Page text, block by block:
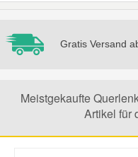
Gratis Versand
Meistgekaufte
Artikel für
Kia Ersatzteile
Lancia Ersatzteile
Mazda Ersatzteile
Mercedes